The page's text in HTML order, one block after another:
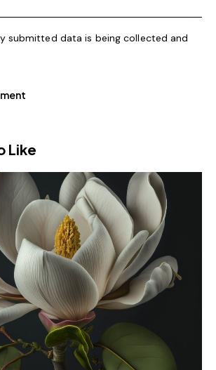
submitted data is being collected and
Like